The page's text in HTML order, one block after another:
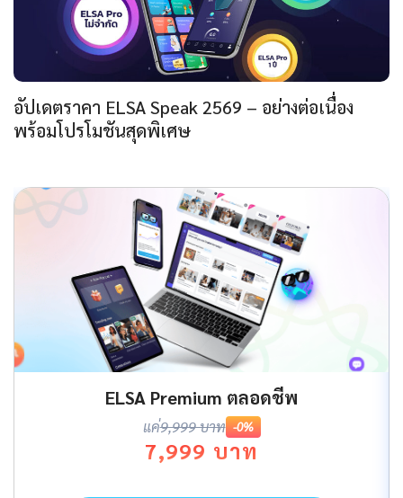
อัปเดตราคา ELSA Speak 2569 – อย่างต่อเนื่อง
พร้อมโปรโมชันสุดพิเศษ
ELSA Premium ตลอดชีพ
แค่9,999 บาท -0%
7,999 บาท